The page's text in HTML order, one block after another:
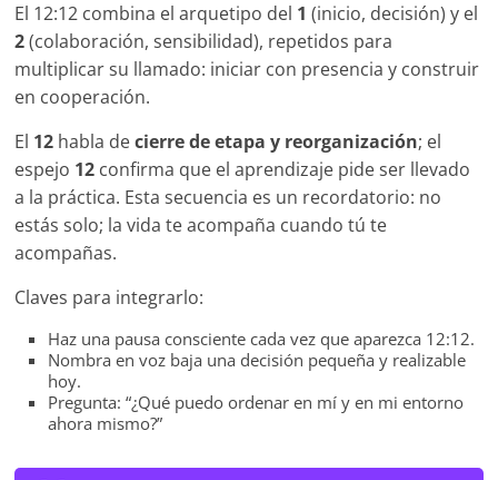
El 12:12 combina el arquetipo del 1 (inicio, decisión) y el
2(colaboración, sensibilidad), repetidos para
multiplicar su llamado: iniciar con presencia y construir
en cooperación.
El 12 habla decierre de etapa y reorganización; el
espejo 12 confirma que el aprendizaje pide ser llevado
a la práctica. Esta secuencia es un recordatorio: no
estás solo; la vida te acompaña cuando tú te
acompañas.
Claves para integrarlo:
Haz una pausa consciente cada vez que aparezca 12:12.
Nombra en voz baja una decisión pequeña y realizable
hoy.
Pregunta: “¿Qué puedo ordenar en mí y en mi entorno
ahora mismo?”